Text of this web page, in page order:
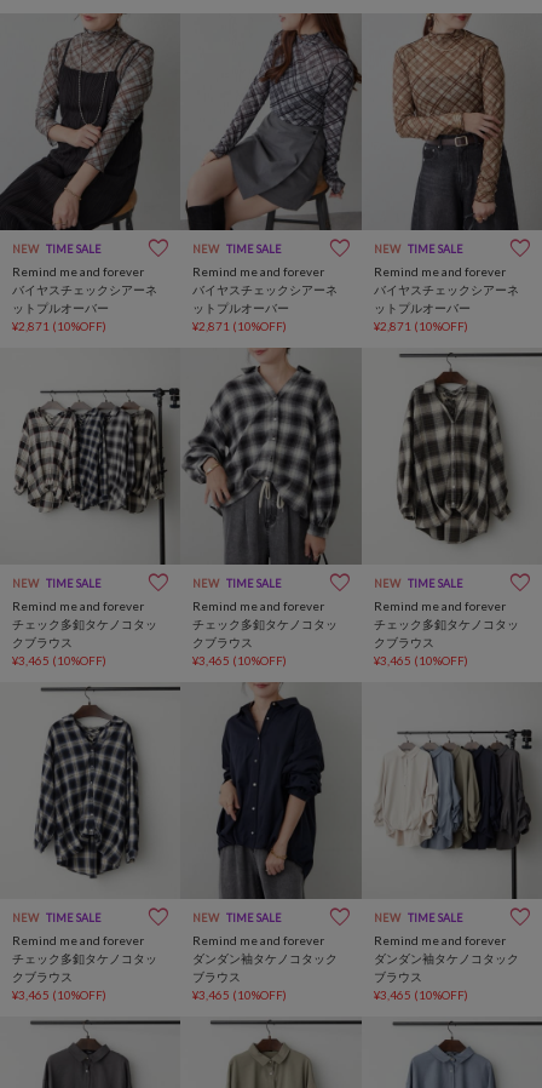
NEW TIME SALE
Remind me and forever
バイヤスチェックシアーネ
ットプルオーバー
¥2,871 (10%OFF)
NEW TIME SALE
Remind me and forever
バイヤスチェックシアーネ
ットプルオーバー
¥2,871 (10%OFF)
NEW TIME SALE
Remind me and forever
バイヤスチェックシアーネ
ットプルオーバー
¥2,871 (10%OFF)
NEW TIME SALE
Remind me and forever
チェック多釦タケノコタッ
クブラウス
¥3,465 (10%OFF)
NEW TIME SALE
Remind me and forever
チェック多釦タケノコタッ
クブラウス
¥3,465 (10%OFF)
NEW TIME SALE
Remind me and forever
チェック多釦タケノコタッ
クブラウス
¥3,465 (10%OFF)
NEW TIME SALE
Remind me and forever
チェック多釦タケノコタッ
クブラウス
¥3,465 (10%OFF)
NEW TIME SALE
Remind me and forever
ダンダン袖タケノコタック
ブラウス
¥3,465 (10%OFF)
NEW TIME SALE
Remind me and forever
ダンダン袖タケノコタック
ブラウス
¥3,465 (10%OFF)